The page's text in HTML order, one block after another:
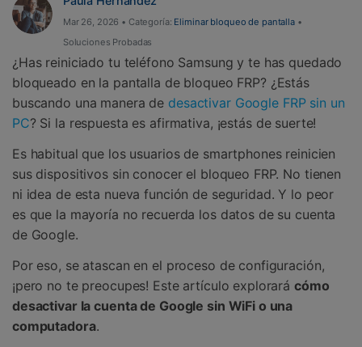
Mar 26, 2026 • Categoría: Eliminar bloqueo de pantalla•
Soluciones Probadas
¿Has reiniciado tu teléfono Samsung y te has quedado
bloqueado en la pantalla de bloqueo FRP? ¿Estás
buscando una manera de desactivar Google FRP sin un
PC? Si la respuesta es afirmativa, ¡estás de suerte!
Es habitual que los usuarios de smartphones reinicien
sus dispositivos sin conocer el bloqueo FRP. No tienen
ni idea de esta nueva función de seguridad. Y lo peor
es que la mayoría no recuerda los datos de su cuenta
de Google.
Por eso, se atascan en el proceso de configuración,
¡pero no te preocupes! Este artículo explorará cómo
desactivar la cuenta de Google sin WiFi o una
computadora.